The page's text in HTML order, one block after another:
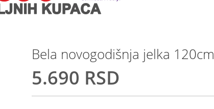
Bela novogodišnja jelka 120cm
5.690 RSD